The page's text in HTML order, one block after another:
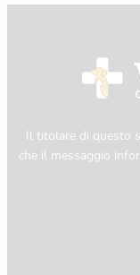
Il titolare di questo
che il messaggio